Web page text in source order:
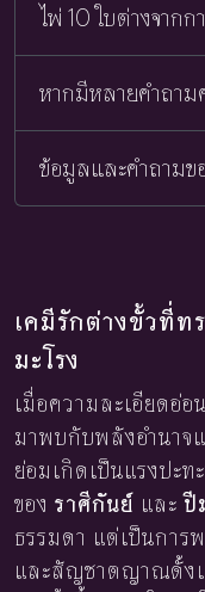
ไพ่ 10 ใบต่างจากก
หากมีหลายคำถาม
ข้อมูลและคำถามข
เคมีรักต่างขั้วที่ท
มะโรง
เมื่อความละเอียดอ่
มาพบกับพลังอำนาจ
ย่อมเกิดเป็นแรงปะ
ของ ราศีกันย์ และปี
ธรรมดา แต่เป็นการ
และสัญชาตญาณดั้ง